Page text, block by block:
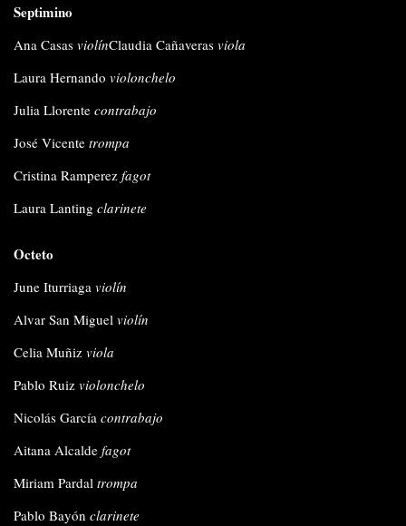
Septimino
Ana Casas violínClaudia Cañaveras viola
Laura Hernando violonchelo
Julia Llorente contrabajo
José Vicente trompa
Cristina Ramperez fagot
Laura Lanting clarinete
Octeto
June Iturriaga violín
Alvar San Miguel violín
Celia Muñiz viola
Pablo Ruiz violonchelo
Nicolás García contrabajo
Aitana Alcalde fagot
Miriam Pardal trompa
Pablo Bayón clarinete